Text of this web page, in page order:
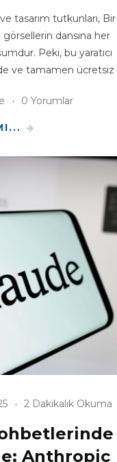
tasarım tutkunları, Bir
dansına her
Peki, bu yaratıcı
ve tamamen ücretsiz
0 Yorumlar
2 Dakikalık Okuma
Anthropic